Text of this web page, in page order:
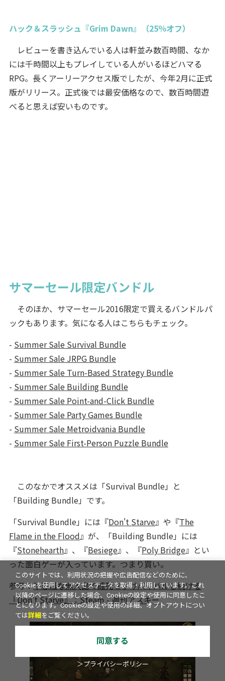
ハック＆スラッシュ『Grim Dawn』（25％オフ）
レビューを書き込んでいる人は軒並み数百時間、なか
には千時間以上もプレイしている人がいるほどハマる
RPG。長くアーリーアクセス版でしたが、今年2月に正式
版がリリース。正式後では最安価格なので、数百時間遊
べると思えば安いものです。
サマーセール限定バンドル
そのほか、サマーセール2016限定で買えるバンドルパ
ックもあります。気になる人はこちらもチェック。
- Summer Sale Survival Bundle
- Summer Sale JRPG Bundle
- Summer Sale Turn-Based Strategy Bundle
- Summer Sale Building Bundle
- Summer Sale Point-and-Click Bundle
- Summer Sale Party Games Bundle
- Summer Sale Metroidvania Bundle
- Summer Sale First-Person Puzzle Bundle
このなかでオススメは「Survival Bundle」と
「Building Bundle」です。
「Survival Bundle」には『Don't Starve』や『The
Flame in the Flood』が、「Building Bundle」には
『Stonehearth』、『Besiege』、『Poly Bridge』とい
った面白ゲーが入っています。つまり買い。
参考：不思議な無人島で餓死せずサバイバルし続ける
『Don't Starve』：Steam - 週刊アスキー
このサイトでは、利用状況の把握や広告配信などのために、
Cookieを使用してアクセスデータを取得・利用しています。これ
以降のページに遷移した場合、Cookieの設定や使用に同意したこ
とになります。Cookieの設定や使用の詳細、オプトアウトについ
ては詳細 をご覧ください。
同意する
＞プライバシーポリシー